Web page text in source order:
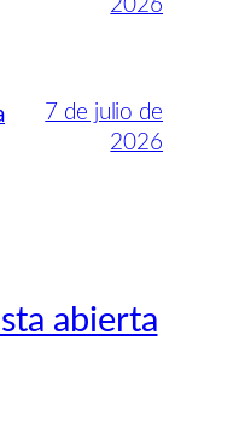
2026
7 de julio de
2026
abierta